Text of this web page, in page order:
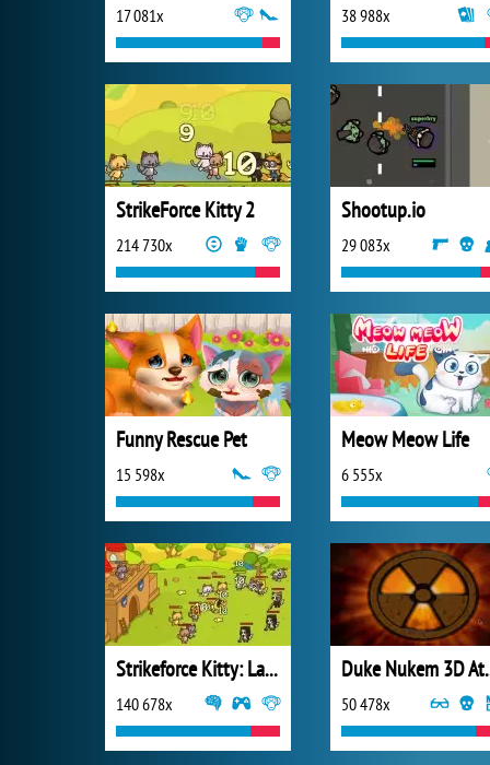
17 081x 38 988x
StrikeForce Kitty 2
214 730x
Shootup.io
29 083x
Funny Rescue Pet
15 598x
Meow Meow Life
6 555x
Strikeforce Kitty: Last Stand
140 678x
Duke
50 478x